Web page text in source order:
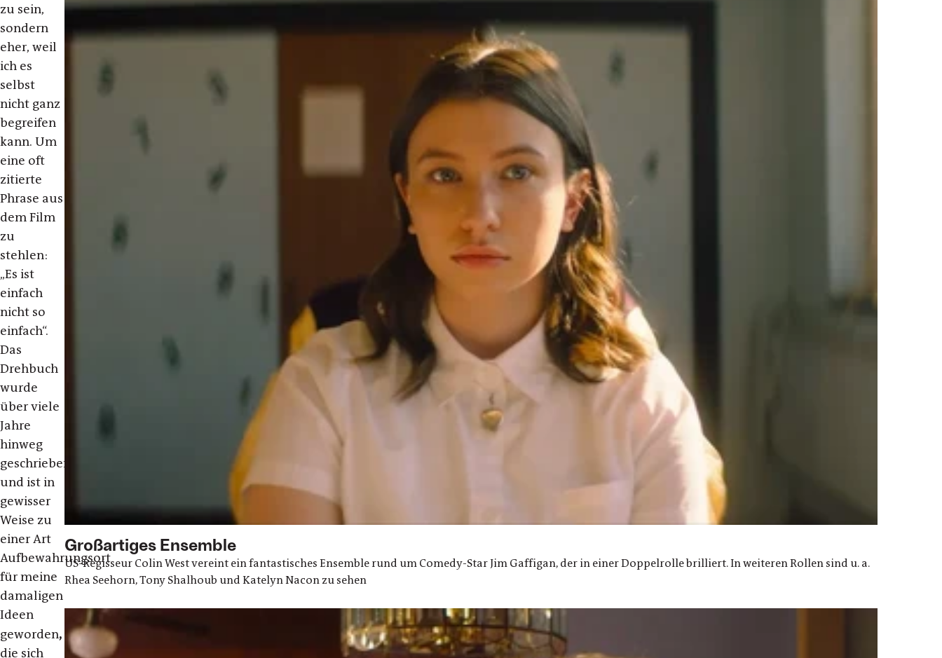
zu sein,
sondern
eher, weil
ich es
selbst
nicht ganz
begreifen
kann. Um
eine oft
zitierte
Phrase aus
dem Film
zu
stehlen:
„Es ist
einfach
nicht so
einfach“.
Das
Drehbuch
wurde
über viele
Jahre
hinweg
geschrieben
und ist in
gewisser
Weise zu
einer Art
Aufbewahrungsort
für meine
damaligen
Ideen
geworden,
die sich
Großartiges Ensemble
US-Regisseur Colin West vereint ein fantastisches Ensemble rund um Comedy-Star Jim Gaffigan, der in einer Doppelrolle brilliert. In weiteren Rollen sind u. a.
Rhea Seehorn, Tony Shalhoub und Katelyn Nacon zu sehen